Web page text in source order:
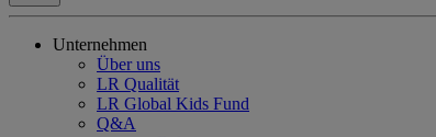
Unternehmen
Über uns
LR Qualität
LR Global Kids Fund
Q&A